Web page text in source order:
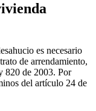
es necesario
de arrendamiento,
820 de 2003. Por
del artículo 24 de